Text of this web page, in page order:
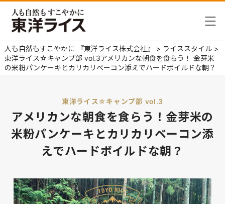
人も自然もすこやかに 『東洋ライス株式会社』 > ライススタイル>
東洋ライス☆キャンプ部 vol.3アメリカンな朝食を食らう！ 金芽米
の米粉パンケーキとカリカリベーコン添えでハードボイルドな朝？
東洋ライス☆キャンプ部 vol.3
アメリカンな朝食を食らう！ 金芽米の
米粉パンケーキとカリカリベーコン添
えでハードボイルドな朝？